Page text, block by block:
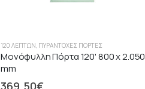
120 ΛΕΠΤΏΝ, ΠΥΡΆΝΤΟΧΕΣ ΠΌΡΤΕΣ
Μονόφυλλη Πόρτα 120' 800 x 2.050
mm
369.50€